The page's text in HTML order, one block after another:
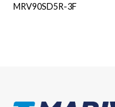
MRV90SD5R-3F